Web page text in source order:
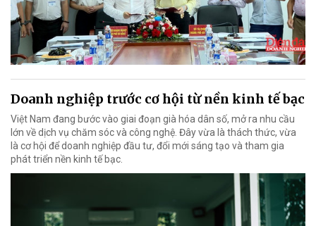
Doanh nghiệp trước cơ hội từ nền kinh tế bạc
Việt Nam đang bước vào giai đoạn già hóa dân số, mở ra nhu cầu
lớn về dịch vụ chăm sóc và công nghệ. Đây vừa là thách thức, vừa
là cơ hội để doanh nghiệp đầu tư, đổi mới sáng tạo và tham gia
phát triển nền kinh tế bạc.